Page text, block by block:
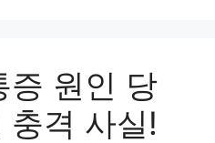
증 원인 당
충격 사실!